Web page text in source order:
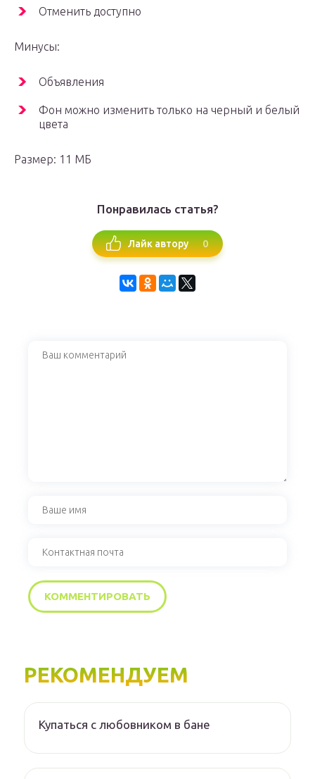
Отменить доступно
Минусы:
Объявления
Фон можно изменить только на черный и белый
цвета
Размер: 11 МБ
Понравилась статья?
Лайк автору 0
РЕКОМЕНДУЕМ
Купаться с любовником в бане